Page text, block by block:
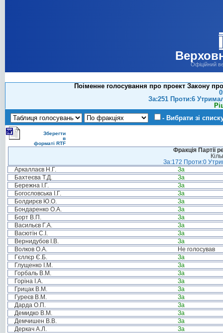
Офіційний
Поіменне голосування про проект Закону
За:251 Проти:6
- Вибрати зі
Зберегти
в
форматі RTF
Фракція Партії
За:172 Проти:0
Аркаллаєв Н.Г.
За
Бахтеєва Т.Д.
За
Бережна І.Г.
За
Богословська І.Г.
За
Болдирєв Ю.О.
За
Бондаренко О.А.
За
Борт В.П.
За
Васильєв Г.А.
За
Васютін С.І.
За
Вернидубов І.В.
За
Волков О.А.
Не голосував
Гєллєр Є.Б.
За
Глущенко І.М.
За
Горбаль В.М.
За
Горіна І.А.
За
Грицак В.М.
За
Гуреєв В.М.
За
Дарда О.П.
За
Демидко В.М.
За
Демчишен В.В.
За
Деркач А.Л.
За